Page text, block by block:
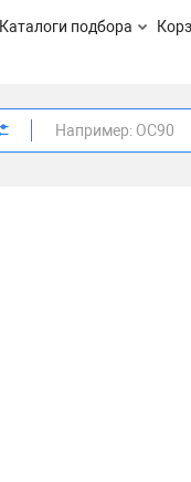
Каталоги подбора